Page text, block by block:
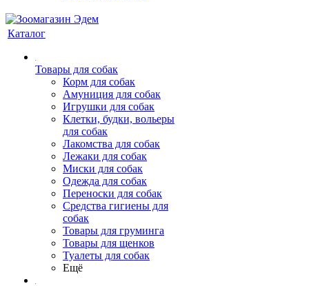
Каталог
Товары для собак
Корм для собак
Амуниция для собак
Игрушки для собак
Клетки, будки, вольеры
для собак
Лакомства для собак
Лежаки для собак
Миски для собак
Одежда для собак
Переноски для собак
Средства гигиены для
собак
Товары для груминга
Товары для щенков
Туалеты для собак
Ещё